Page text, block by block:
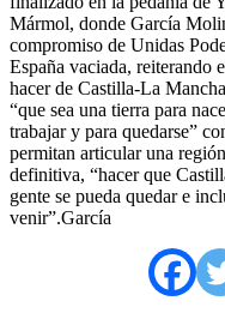
Mármol, donde García
compromiso de Unidas
España vaciada, reiterando
hacer de Castilla-La
“que sea una tierra para
trabajar y para quedarse”
permitan articular una
definitiva, “hacer que
gente se pueda quedar e
venir”.García